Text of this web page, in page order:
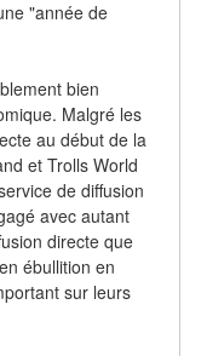
"année de
bien
Malgré les
au début de la
et Trolls World
de diffusion
avec autant
directe que
ébullition en
sur leurs